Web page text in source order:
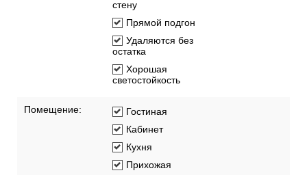
стену
Прямой подгон
Удаляются без
остатка
Хорошая
светостойкость
Помещение:
Гостиная
Кабинет
Кухня
Прихожая